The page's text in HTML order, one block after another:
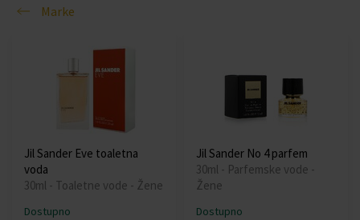
Marke
Jil Sander Eve toaletna
voda
30ml - Toaletne vode - Žene
Dostupno
Jil Sander No 4 parfem
30ml - Parfemske vode -
Žene
Dostupno